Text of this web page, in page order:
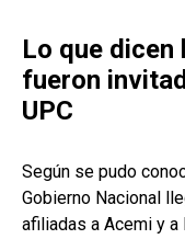
Lo que dicen
fueron
UPC
Según se pudo
Gobierno Nacional
afiliadas a Acemi y